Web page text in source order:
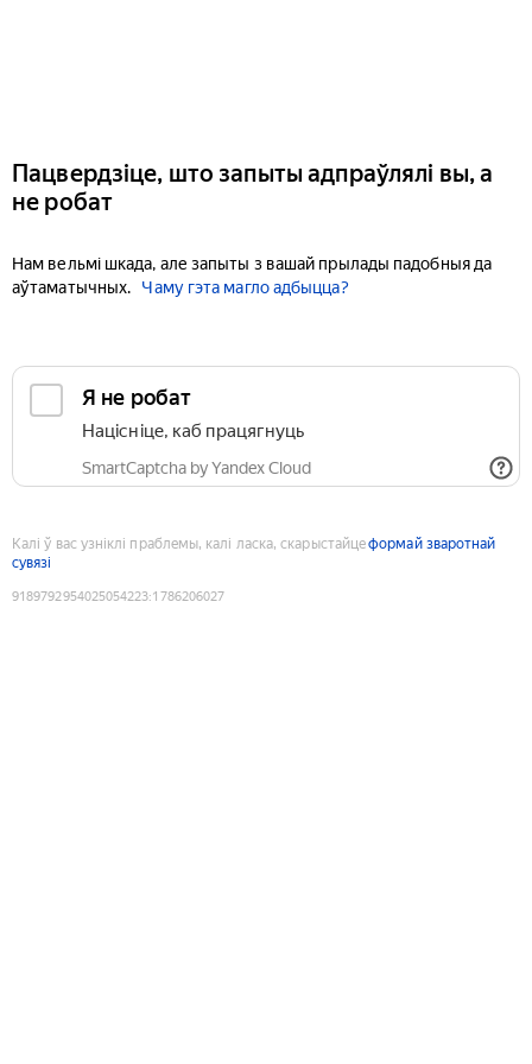
Пацвердзіце, што запыты адпраўлялі вы, а
не робат
Нам вельмі шкада, але запыты з вашай прылады падобныя да
аўтаматычных.
Чаму гэта магло адбыцца?
Я не робат
Націсніце, каб працягнуць
SmartCaptcha by Yandex Cloud
Калі ў вас узніклі праблемы, калі ласка, скарыстайцеформай зваротнай
сувязі
9189792954025054223:1786206027